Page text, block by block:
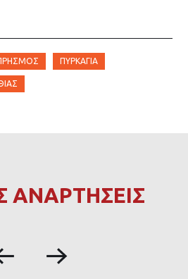
ΠΥΡΚΑΓΙΑ
ΑΝΑΡΤΗΣΕΙΣ